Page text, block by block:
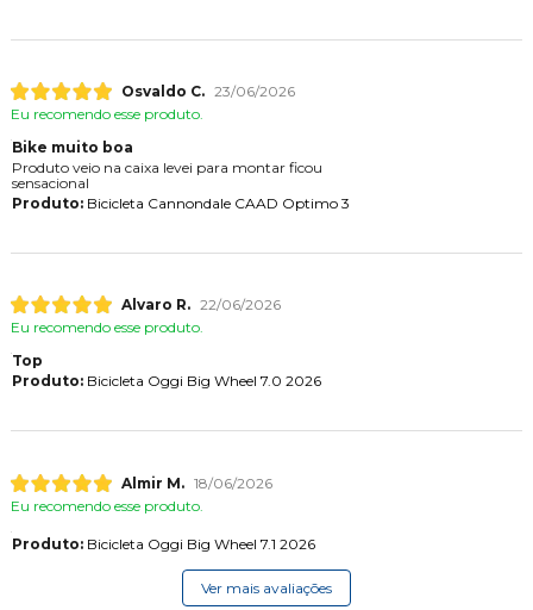
Osvaldo C. 23/06/2026
Eu recomendo esse produto.
Bike muito boa
Produto veio na caixa levei para montar ficou
sensacional
Produto:Bicicleta Cannondale CAAD Optimo 3
Alvaro R. 22/06/2026
Eu recomendo esse produto.
Top
Produto:Bicicleta Oggi Big Wheel 7.0 2026
Almir M. 18/06/2026
Eu recomendo esse produto.
Produto:Bicicleta Oggi Big Wheel 7.1 2026
Ver mais avaliações